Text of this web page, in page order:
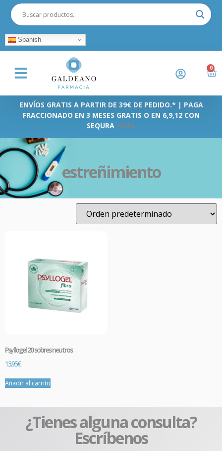
Spanish
0
ENVÍOS GRATIS A PARTIR DE 39€ DE PEDIDO.* | PAGA
FRACCIONADO EN 3 MESES GRATIS O EN 6,9,12 CON
SEQURA +info
estreñimiento
Psyllogel 20 sobres neutros
13.95€
Añadir al carrito
¿Tienes alguna consulta?
Escríbenos